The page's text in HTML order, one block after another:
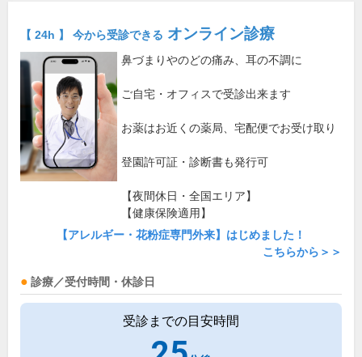
【 24h 】 今から受診できる オンライン診療
鼻づまりやのどの痛み、耳の不調に
ご自宅・オフィスで受診出来ます
お薬はお近くの薬局、宅配便でお受け取り
登園許可証・診断書も発行可
【夜間休日・全国エリア】
【健康保険適用】
【アレルギー・花粉症専門外来】はじめました！
こちらから＞＞
診療／受付時間・休診日
受診までの目安時間